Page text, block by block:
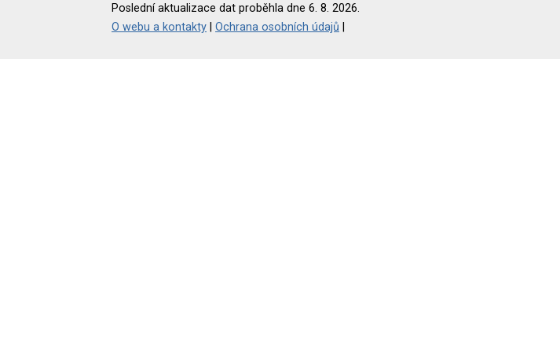
Poslední aktualizace dat proběhla dne 6. 8. 2026.
O webu a kontakty
Ochrana osobních údajů